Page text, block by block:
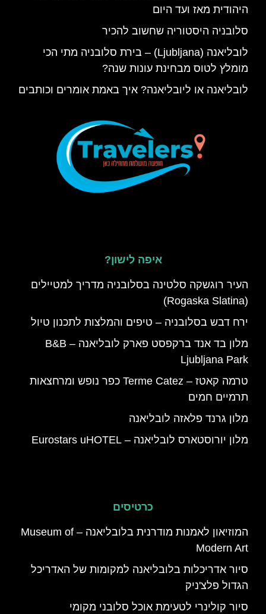
היהודית מאז ועד היום
סלובניה היסטוריה שחשוב להכיר
לובליאנה (Ljubljana) – בירת סלובניה מתי הכי
מומלץ לטוס מבחינת עונות שנה?
לובליאנה או ליובליאנה? איך באמת אומרים וכותבים
איפה לישון?
העיר רוגשקה סלטינה בסלובניה מדריך למטיילים
(Rogaska Slatina)
ירח דבש בסלובניה – טיפים והמלצות לתכנון טיול
מלון בד אנד ברקפסט פארק לובליאנה – B&B
Ljubljana Park
טרמה קאטז – Terme Catez כפר נופש ומרחצאות
תרמיים חמים
מלון גרנד פלאזה לובליאנה
מלון יורוסטארס לובליאנה – Eurostars uHOTEL
כרטיסים
המוזיאון לאמנות מודרנית בלובליאנה – Museum of
Modern Art
סיור אדריכלות בלובליאנה למקומות של האדריכל
הגדול פלצ'ניק
סיור קולינרי לטעימת אוכל סלובני מקומי